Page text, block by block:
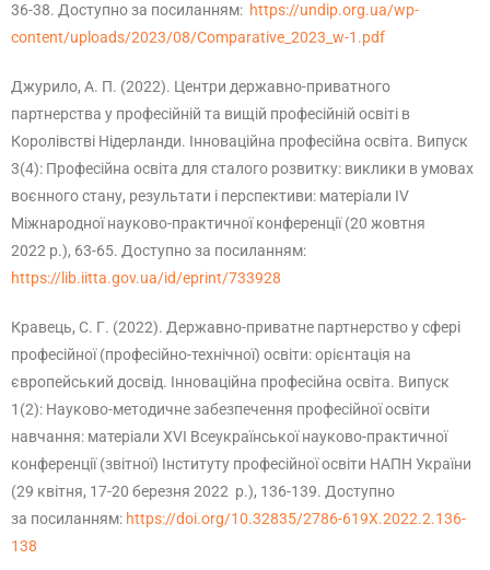
36-38. Доступно за посиланням: https://undip.org.ua/wp-
content/uploads/2023/08/Comparative_2023_w-1.pdf
Джурило, А. П. (2022). Центри державно-приватного
партнерства у професійній та вищій професійній освіті в
Королівстві Нідерланди. Інноваційна професійна освіта. Випуск
3(4): Професійна освіта для сталого розвитку: виклики в умовах
воєнного стану, результати і перспективи: матеріали ІV
Міжнародної науково-практичної конференції (20 жовтня
2022 р.), 63-65. Доступно за посиланням:
https://lib.iitta.gov.ua/id/eprint/733928
Кравець, С. Г. (2022). Державно-приватне партнерство у сфері
професійної (професійно-технічної) освіти: орієнтація на
європейський досвід. Інноваційна професійна освіта. Випуск
1(2): Науково-методичне забезпечення професійної освіти
навчання: матеріали ХVІ Всеукраїнської науково-практичної
конференції (звітної) Інституту професійної освіти НАПН України
(29 квітня, 17-20 березня 2022 р.), 136-139. Доступно
за посиланням: https://doi.org/10.32835/2786-619X.2022.2.136-
138